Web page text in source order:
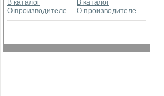
В каталог
О производителе
В каталог
О производителе